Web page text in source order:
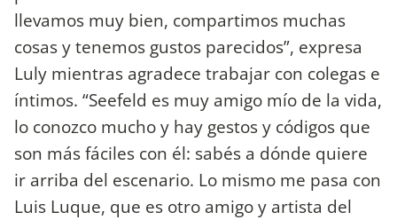
llevamos muy bien, compartimos muchas
cosas y tenemos gustos parecidos”, expresa
Luly mientras agradece trabajar con colegas e
íntimos. “Seefeld es muy amigo mío de la vida,
lo conozco mucho y hay gestos y códigos que
son más fáciles con él: sabés a dónde quiere
ir arriba del escenario. Lo mismo me pasa con
Luis Luque, que es otro amigo y artista del